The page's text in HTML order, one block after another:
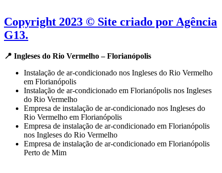
Copyright 2023 © Site criado por Agência
G13.
📍 Ingleses do Rio Vermelho – Florianópolis
Instalação de ar-condicionado nos Ingleses do Rio Vermelho
em Florianópolis
Instalação de ar-condicionado em Florianópolis nos Ingleses
do Rio Vermelho
Empresa de instalação de ar-condicionado nos Ingleses do
Rio Vermelho em Florianópolis
Empresa de instalação de ar-condicionado em Florianópolis
nos Ingleses do Rio Vermelho
Empresa de instalação de ar-condicionado em Florianópolis
Perto de Mim